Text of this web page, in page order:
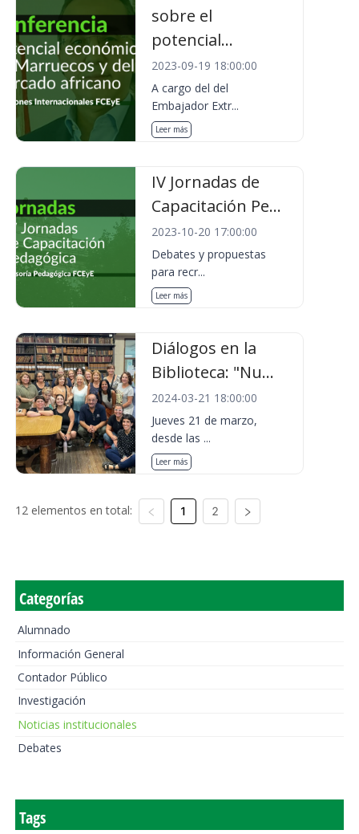
sobre el
potencial...
2023-09-19 18:00:00
A cargo del del
Embajador Extr...
Leer más
IV Jornadas de
Capacitación Pe...
2023-10-20 17:00:00
Debates y propuestas
para recr...
Leer más
Diálogos en la
Biblioteca: "Nu...
2024-03-21 18:00:00
Jueves 21 de marzo,
desde las ...
Leer más
12 elementos en total: 1 2
Categorías
Alumnado
Información General
Contador Público
Investigación
Noticias institucionales
Debates
Tags